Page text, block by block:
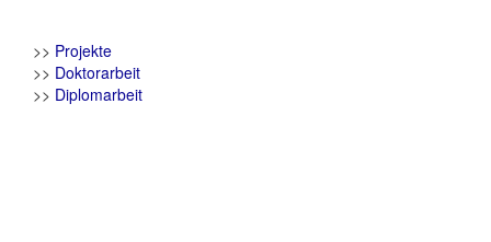
>> Projekte
>> Doktorarbeit
>> Diplomarbeit